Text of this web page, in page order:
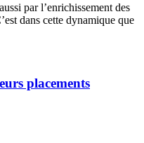
par l’enrichissement des
dans cette dynamique que
placements